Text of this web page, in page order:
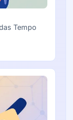
Tempo